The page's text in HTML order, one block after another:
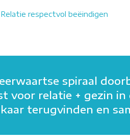
Relatie respectvol beëindigen
spiraal
voor relatie + gezin
terugvinden en